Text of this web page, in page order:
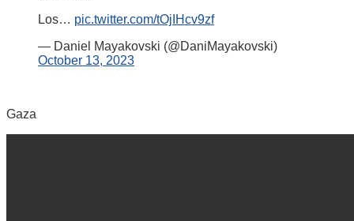
Los… pic.twitter.com/tOjIHcv9zf
— Daniel Mayakovski (@DaniMayakovski)
October 13, 2023
Gaza